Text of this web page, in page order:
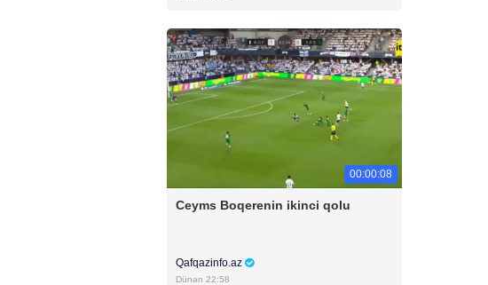
00:00:08
Ceyms Boqerenin ikinci qolu
Qafqazinfo.az
Dünən 22:58